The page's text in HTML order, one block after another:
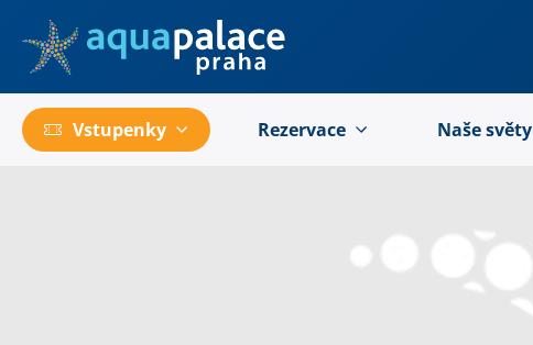
Vstupenky Rezervace Naše světy